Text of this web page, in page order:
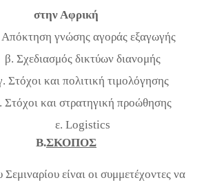
στην Αφρική
γνώσης αγοράς εξαγωγής
β. Σχεδιασμός δικτύων διανομής
Στόχοι και πολιτική τιμολόγησης
Στόχοι και στρατηγική προώθησης
ε. Logistics
B.ΣΚΟΠΟΣ
είναι οι συμμετέχοντες να